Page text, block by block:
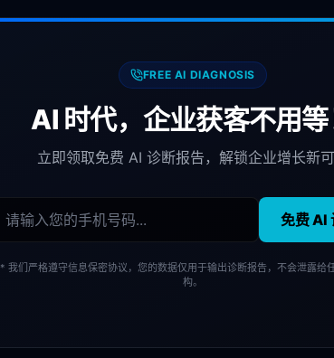
FREE AI DIAGNOSIS
AI 时代，企业获客不用等
立即领取免费 AI 诊断报告，解锁企业增长新
免费 AI
* 我们严格遵守信息保密协议，您的数据仅用于输出诊断报告，不会泄露给
构。